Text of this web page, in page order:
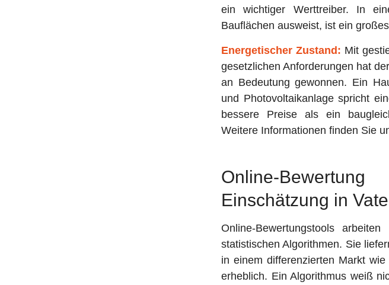
ein wichtiger Werttreiber. In
Bauflächen ausweist, ist ein
Energetischer Zustand: Mit
gesetzlichen Anforderungen hat
an Bedeutung gewonnen. Ein
und Photovoltaikanlage spricht
bessere Preise als ein
Weitere Informationen finden Sie
Online-
Einschätzung in
Online-Bewertungstools
statistischen Algorithmen. Sie
in einem differenzierten Markt
erheblich. Ein Algorithmus weiß